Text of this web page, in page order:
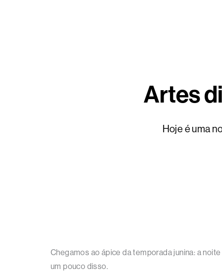
Artes
Hoje é uma
Chegamos ao ápice da temporada junina: a
um pouco disso.